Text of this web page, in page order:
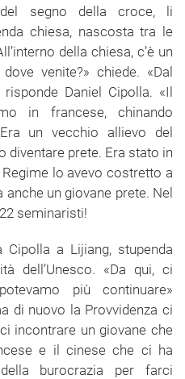
segno della croce, li
chiesa, nascosta tra le
della chiesa, c’è un
venite?» chiede. «Dal
Daniel Cipolla. «Il
in francese, chinando
un vecchio allievo del
diventare prete. Era stato in
lo avevo costretto a
un giovane prete. Nel
seminaristi!
a Lijiang, stupenda
dell’Unesco. «Da qui, ci
più continuare»
di nuovo la Provvidenza ci
incontrare un giovane che
e il cinese che ci ha
burocrazia per farci